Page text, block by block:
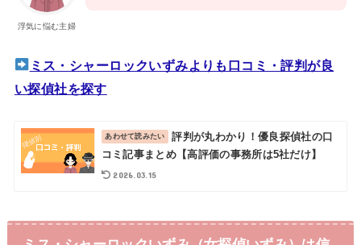
浮気に悩む主婦
ミス・シャーロックいずみよりも口コミ・評判が良
い探偵社を探す
評判が丸わかり！優良探偵社の口
コミ記事まとめ【高評価の事務所は5社だけ】
2026.03.15